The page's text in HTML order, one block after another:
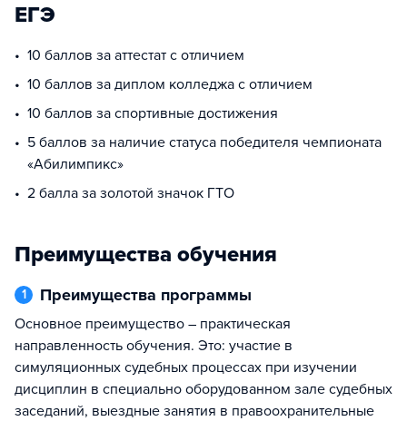
ЕГЭ
10 баллов за аттестат с отличием
10 баллов за диплом колледжа с отличием
10 баллов за спортивные достижения
5 баллов за наличие статуса победителя чемпионата
«Абилимпикс»
2 балла за золотой значок ГТО
Преимущества обучения
1 Преимущества программы
Основное преимущество – практическая
направленность обучения. Это: участие в
симуляционных судебных процессах при изучении
дисциплин в специально оборудованном зале судебных
заседаний, выездные занятия в правоохранительные